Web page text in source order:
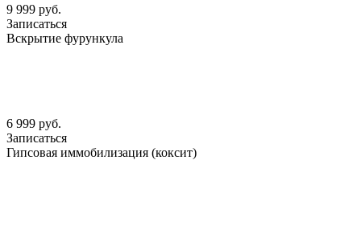
9 999 руб.
Записаться
Вскрытие фурункула
6 999 руб.
Записаться
Гипсовая иммобилизация (коксит)